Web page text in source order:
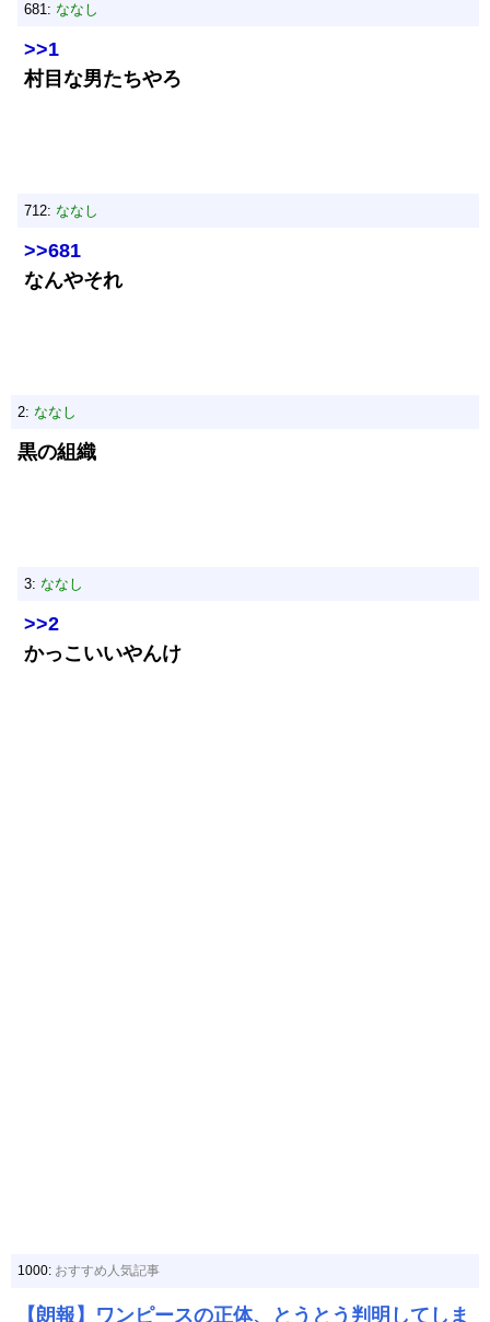
681: ななし
>>1
村目な男たちやろ
712: ななし
>>681
なんやそれ
2: ななし
黒の組織
3: ななし
>>2
かっこいいやんけ
1000: おすすめ人気記事
【朗報】ワンピースの正体、とうとう判明してしま